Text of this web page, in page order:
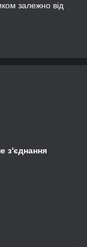
залежно від
з'єднання